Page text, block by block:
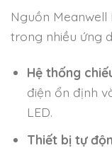
Nguồn Meanwell
trong nhiều ứng
Hệ thống
điện ổn định
LED.
Thiết bị tự